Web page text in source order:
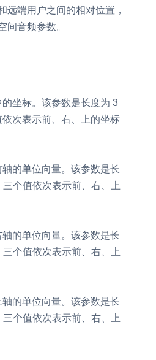
远端用户之间的相对位置，
间音频参数。
坐标。该参数是长度为 3
次表示前、右、上的坐标
的单位向量。该参数是长
三个值依次表示前、右、上
的单位向量。该参数是长
三个值依次表示前、右、上
的单位向量。该参数是长
三个值依次表示前、右、上